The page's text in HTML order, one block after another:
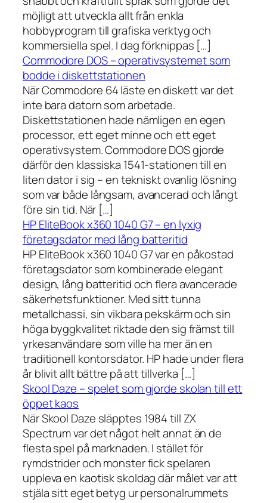
möjligt att utveckla allt från enkla
hobbyprogram till grafiska verktyg och
kommersiella spel. I dag förknippas […]
Commodore DOS – operativsystemet som
bodde i diskettstationen
När Commodore 64 läste en diskett var det
inte bara datorn som arbetade.
Diskettstationen hade nämligen en egen
processor, ett eget minne och ett eget
operativsystem. Commodore DOS gjorde
därför den klassiska 1541-stationen till en
liten dator i sig – en tekniskt ovanlig lösning
som var både långsam, avancerad och långt
före sin tid. När […]
HP EliteBook x360 1040 G7 – en lyxig
företagsdator med lång batteritid
HP EliteBook x360 1040 G7 var en påkostad
företagsdator som kombinerade elegant
design, lång batteritid och flera avancerade
säkerhetsfunktioner. Med sitt tunna
metallchassi, sin vikbara pekskärm och sin
höga byggkvalitet riktade den sig främst till
yrkesanvändare som ville ha mer än en
traditionell kontorsdator. HP hade under flera
år blivit allt bättre på att tillverka […]
Skool Daze – spelet som gjorde skolan till ett
öppet kaos
När Skool Daze släpptes 1984 till ZX
Spectrum var det något helt annat än de
flesta spel på marknaden. I stället för
rymdstrider och monster fick spelaren
uppleva en kaotisk skoldag där målet var att
stjäla sitt eget betyg ur personalrummets